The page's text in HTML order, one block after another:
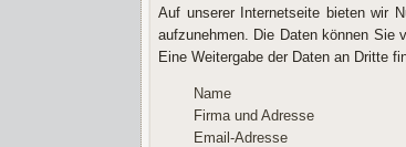
Auf unserer Internetseite bieten wir
aufzunehmen. Die Daten können Sie
Eine Weitergabe der Daten an Dritte
Name
Firma und Adresse
Email-Adresse